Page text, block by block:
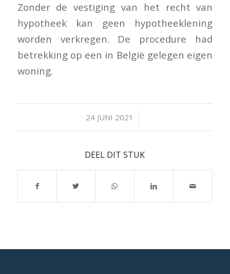
Zonder de vestiging van het recht van
hypotheek kan geen hypotheeklening
worden verkregen. De procedure had
betrekking op een in België gelegen eigen
woning.
24 JUNI 2021
/
DEEL DIT STUK